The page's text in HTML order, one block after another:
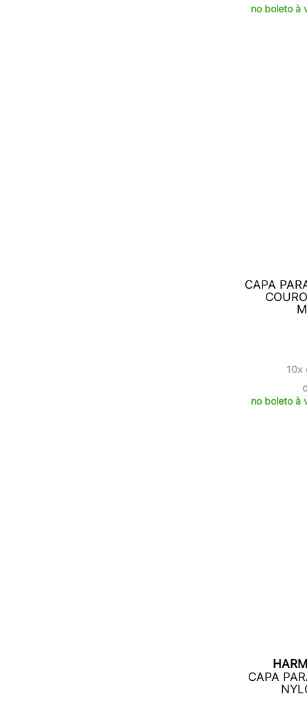
no boleto à
CAPA
10x
no boleto à
CAPA